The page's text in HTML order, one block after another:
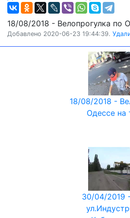
18/08/2018 - Велопрогулка по
Добавлено 2020-06-23 19:44:39.
18/08/2018 -
Одессе на
30/04/2019